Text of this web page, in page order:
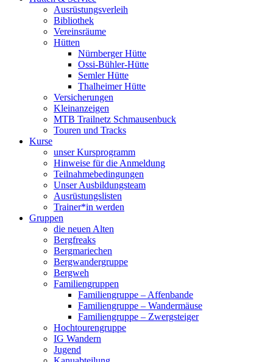
Ausrüstungsverleih
Bibliothek
Vereinsräume
Hütten
Nürnberger Hütte
Ossi-Bühler-Hütte
Semler Hütte
Thalheimer Hütte
Versicherungen
Kleinanzeigen
MTB Trailnetz Schmausenbuck
Touren und Tracks
Kurse
unser Kursprogramm
Hinweise für die Anmeldung
Teilnahmebedingungen
Unser Ausbildungsteam
Ausrüstungslisten
Trainer*in werden
Gruppen
die neuen Alten
Bergfreaks
Bergmariechen
Bergwandergruppe
Bergweh
Familiengruppen
Familiengruppe – Affenbande
Familiengruppe – Wandermäuse
Familiengruppe – Zwergsteiger
Hochtourengruppe
IG Wandern
Jugend